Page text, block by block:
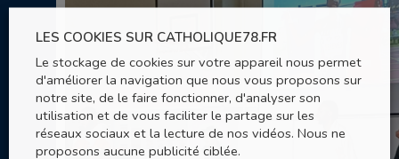
LES COOKIES SUR CATHOLIQUE78.FR
Le stockage de cookies sur votre appareil nous permet
d'améliorer la navigation que nous vous proposons sur
notre site, de le faire fonctionner, d'analyser son
utilisation et de vous faciliter le partage sur les
réseaux sociaux et la lecture de nos vidéos. Nous ne
proposons aucune publicité ciblée.